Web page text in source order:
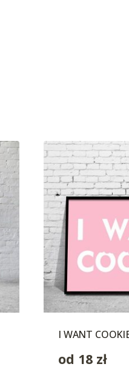
I WANT
od 18 zł